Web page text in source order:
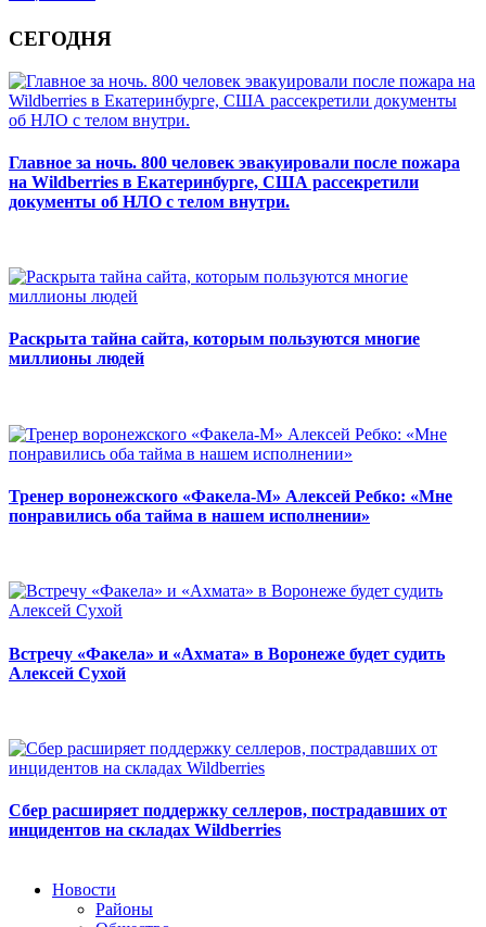
СЕГОДНЯ
Главное за ночь. 800 человек эвакуировали после пожара
на Wildberries в Екатеринбурге, США рассекретили
документы об НЛО с телом внутри.
Раскрыта тайна сайта, которым пользуются многие
миллионы людей
Тренер воронежского «Факела-М» Алексей Ребко: «Мне
понравились оба тайма в нашем исполнении»
Встречу «Факела» и «Ахмата» в Воронеже будет судить
Алексей Сухой
Сбер расширяет поддержку селлеров, пострадавших от
инцидентов на складах Wildberries
Новости
Районы